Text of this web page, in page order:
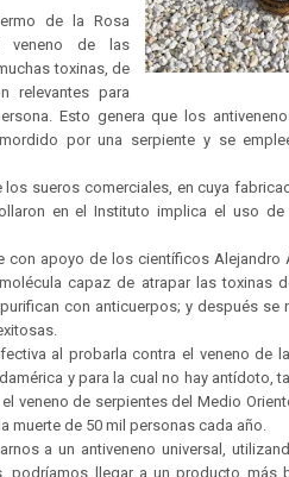
de la Rosa
veneno de las
toxinas, de
relevantes para
Esto genera que los
por una serpiente y se
sueros comerciales, en cuya
en el Instituto implica el uso
con apoyo de los científicos Alejandro
capaz de atrapar las toxinas
con anticuerpos; y después se
al probarla contra el veneno de
y para la cual no hay antídoto,
veneno de serpientes del Medio
muerte de 50 mil personas cada año.
a un antiveneno universal,
podríamos llegar a un producto más